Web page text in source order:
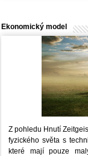
Ekonomický model
Z pohledu Hnutí
fyzického světa s
které mají pouze